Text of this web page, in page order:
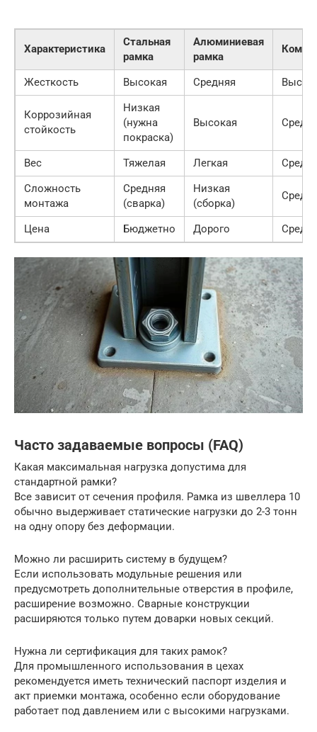
Характеристика
Стальная
рамка
Алюминиевая
рамка
Жесткость Высокая Средняя
Коррозийная
стойкость
Низкая
(нужна
покраска)
Высокая
Вес Тяжелая Легкая
Сложность
монтажа
Средняя
(сварка)
Низкая
(сборка)
Цена Бюджетно Дорого
Часто задаваемые вопросы (FAQ)
Какая максимальная нагрузка допустима для
стандартной рамки?
Все зависит от сечения профиля. Рамка из швеллера 10
обычно выдерживает статические нагрузки до 2-3 тонн
на одну опору без деформации.
Можно ли расширить систему в будущем?
Если использовать модульные решения или
предусмотреть дополнительные отверстия в профиле,
расширение возможно. Сварные конструкции
расширяются только путем доварки новых секций.
Нужна ли сертификация для таких рамок?
Для промышленного использования в цехах
рекомендуется иметь технический паспорт изделия и
акт приемки монтажа, особенно если оборудование
работает под давлением или с высокими нагрузками.